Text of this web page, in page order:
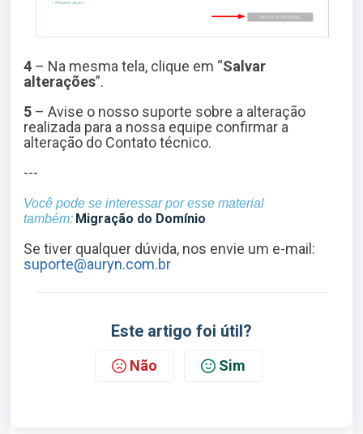
4 – Na mesma tela, clique em “Salvar
alterações”.
5 – Avise o nosso suporte sobre a alteração
realizada para a nossa equipe confirmar a
alteração do Contato técnico.
---
Você pode se interessar por esse material
também: Migração do Domínio
Se tiver qualquer dúvida, nos envie um e-mail:
suporte@auryn.com.br
Este artigo foi útil?
Não Sim